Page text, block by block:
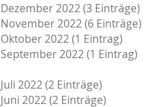
Dezember 2022 (3 Einträge)
November 2022 (6 Einträge)
Oktober 2022 (1 Eintrag)
September 2022 (1 Eintrag)
Juli 2022 (2 Einträge)
Juni 2022 (2 Einträge)